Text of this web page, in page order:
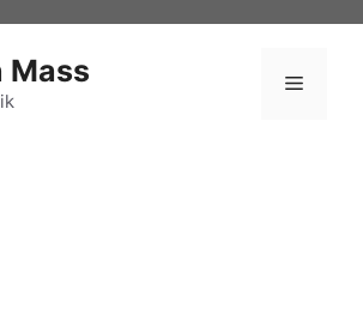
Mass Menu